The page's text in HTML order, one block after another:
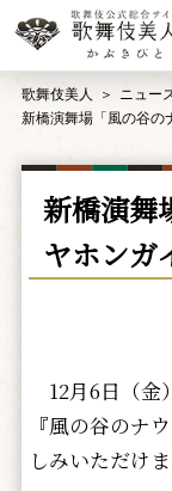
歌舞伎美人
ニュー
新橋演舞場「風の谷の
新橋演舞
ヤホンガ
12月6日（金
『風の谷のナ
しみいただけま